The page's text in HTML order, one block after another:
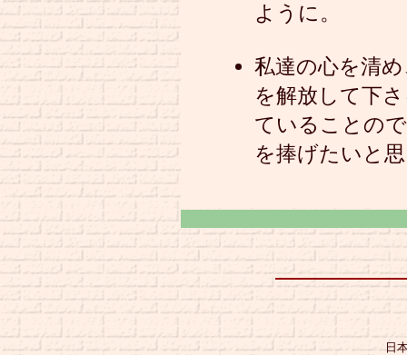
ように。
私達の心を清
を解放して下
ていることの
を捧げたいと
日